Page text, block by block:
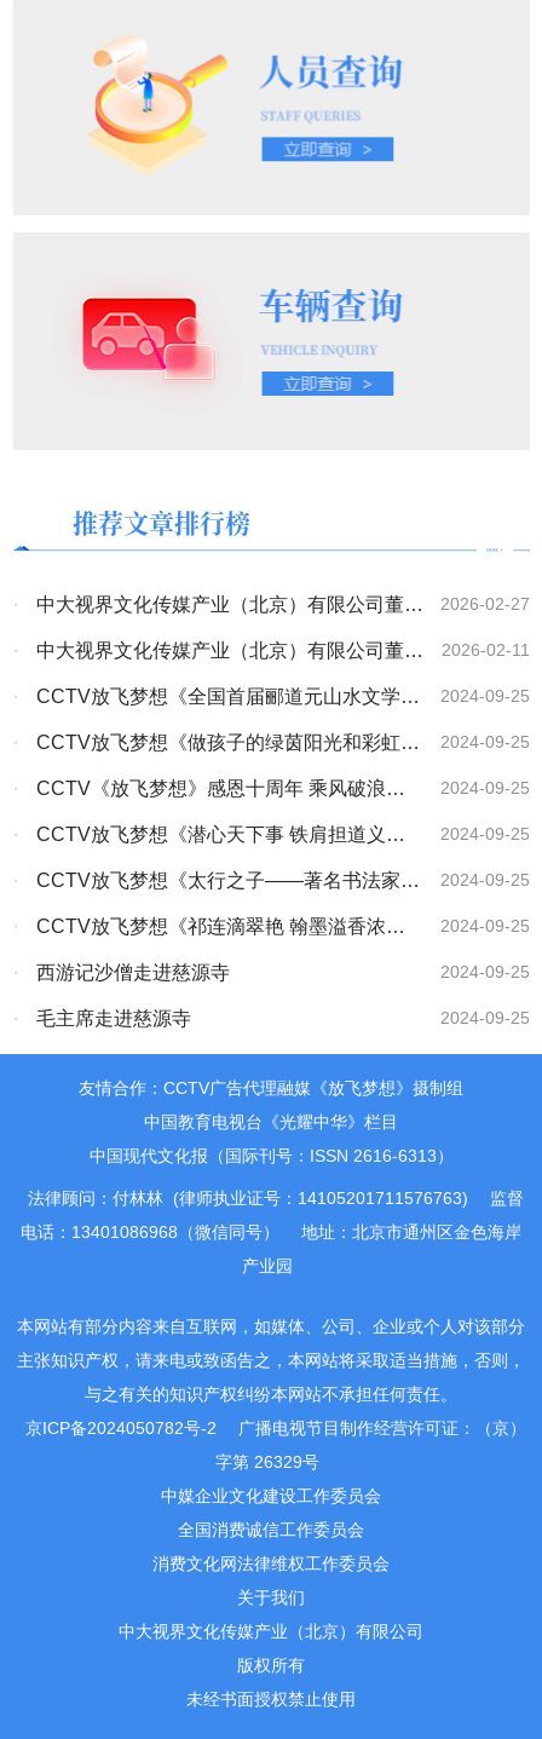
推荐文章排行榜
·
中大视界文化传媒产业（北京）有限公司董事
会主席、央大视界网总编林膑在2026年北关
2026-02-27
·
中大视界文化传媒产业（北京）有限公司董事
会主席、中研文化艺术工作委员会主席林膑在中
2026-02-11
·
CCTV放飞梦想《全国首届郦道元山水文学大
赛颁奖盛典纪实》
2024-09-25
·
CCTV放飞梦想《做孩子的绿茵阳光和彩虹》
《诗画中国》《商企故事》开机
2024-09-25
·
CCTV《放飞梦想》感恩十周年 乘风破浪再
扬帆
2024-09-25
·
CCTV放飞梦想《潜心天下事 铁肩担道义
——访全国道德教育新闻人物林膑》
2024-09-25
·
CCTV放飞梦想《太行之子——著名书法家于
半丁》
2024-09-25
·
CCTV放飞梦想《祁连滴翠艳 翰墨溢香浓
——记著名书法大师许立民先生》
2024-09-25
· 西游记沙僧走进慈源寺 2024-09-25
· 毛主席走进慈源寺 2024-09-25
友情合作：CCTV广告代理融媒《放飞梦想》摄制组
中国教育电视台《光耀中华》栏目
中国现代文化报（国际刊号：ISSN 2616-6313）
法律顾问：付林林 (律师执业证号：14105201711576763)
监督
电话：13401086968（微信同号）
地址：北京市通州区金色海岸
产业园
本网站有部分内容来自互联网，如媒体、公司、企业或个人对该部分
主张知识产权，请来电或致函告之，本网站将采取适当措施，否则，
与之有关的知识产权纠纷本网站不承担任何责任。
京ICP备2024050782号-2
广播电视节目制作经营许可证：（京）
字第 26329号
中媒企业文化建设工作委员会
全国消费诚信工作委员会
消费文化网法律维权工作委员会
关于我们
中大视界文化传媒产业（北京）有限公司
版权所有
未经书面授权禁止使用